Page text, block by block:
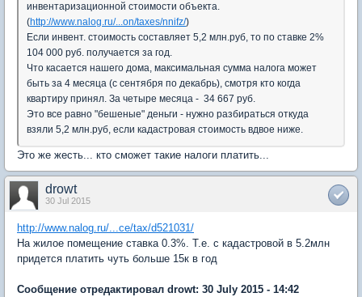
инвентаризационной стоимости объекта.
(http://www.nalog.ru/...on/taxes/nnifz/)
Если инвент. стоимость составляет 5,2 млн.руб, то по ставке 2%
104 000 руб. получается за год.
Что касается нашего дома, максимальная сумма налога может
быть за 4 месяца (с сентября по декабрь), смотря кто когда
квартиру принял. За четыре месяца - 34 667 руб.
Это все равно "бешеные" деньги - нужно разбираться откуда
взяли 5,2 млн.руб, если кадастровая стоимость вдвое ниже.
Это же жесть... кто сможет такие налоги платить...
drowt
30 Jul 2015
http://www.nalog.ru/...ce/tax/d521031/
На жилое помещение ставка 0.3%. Т.е. с кадастровой в 5.2млн
придется платить чуть больше 15к в год
Сообщение отредактировал drowt: 30 July 2015 - 14:42